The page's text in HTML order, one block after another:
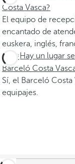
Costa Vasca?
El equipo de
encantado de
euskera, inglés,
¿Hay un lugar
Barceló Costa
Sí, el Barceló
equipajes.